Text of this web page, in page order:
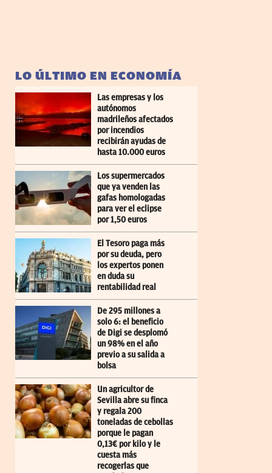
LO ÚLTIMO EN ECONOMÍA
Las empresas y los
autónomos
madrileños afectados
por incendios
recibirán ayudas de
hasta 10.000 euros
Los supermercados
que ya venden las
gafas homologadas
para ver el eclipse
por 1,50 euros
El Tesoro paga más
por su deuda, pero
los expertos ponen
en duda su
rentabilidad real
De 295 millones a
solo 6: el beneficio
de Digi se desplomó
un 98% en el año
previo a su salida a
bolsa
Un agricultor de
Sevilla abre su finca
y regala 200
toneladas de cebollas
porque le pagan
0,13€ por kilo y le
cuesta más
recogerlas que